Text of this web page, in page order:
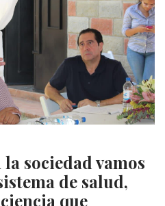
sociedad vamos
de salud,
que